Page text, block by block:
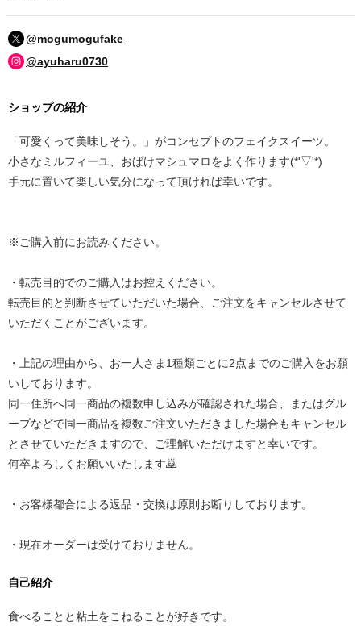
@mogumogufake
@ayuharu0730
ショップの紹介
「可愛くって美味しそう。」がコンセプトのフェイクスイーツ。
小さなミルフィーユ、おばけマシュマロをよく作ります(*'▽'*)
手元に置いて楽しい気分になって頂ければ幸いです。
※ご購入前にお読みください。
・転売目的でのご購入はお控えください。
転売目的と判断させていただいた場合、ご注文をキャンセルさせて
いただくことがございます。
・上記の理由から、お一人さま1種類ごとに2点までのご購入をお願
いしております。
同一住所へ同一商品の複数申し込みが確認された場合、またはグル
ープなどで同一商品を複数ご注文いただきました場合もキャンセル
とさせていただきますので、ご理解いただけますと幸いです。
何卒よろしくお願いいたします🙇‍
・お客様都合による返品・交換は原則お断りしております。
・現在オーダーは受けておりません。
自己紹介
食べることと粘土をこねることが好きです。